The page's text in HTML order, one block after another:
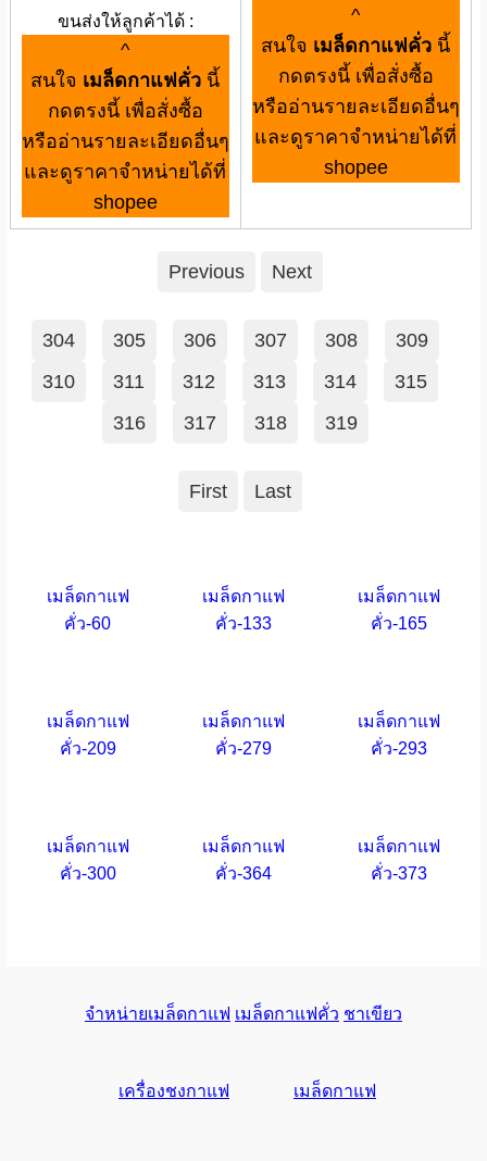
ขนส่งให้ลูกค้าได้ :
^
สนใจ เมล็ดกาแฟคั่ว นี้
กดตรงนี้ เพื่อสั่งซื้อ
หรืออ่านรายละเอียดอื่นๆ
และดูราคาจำหน่ายได้ที่
shopee
^
สนใจ เมล็ดกาแฟคั่ว นี้
กดตรงนี้ เพื่อสั่งซื้อ
หรืออ่านรายละเอียดอื่นๆ
และดูราคาจำหน่ายได้ที่
shopee
Previous Next
304 305 306 307 308
309
310
311 312 313 314
315
316
317 318 319
First Last
เมล็ดกาแฟ
คั่ว-60
เมล็ดกาแฟ
คั่ว-133
เมล็ดกาแฟ
คั่ว-165
เมล็ดกาแฟ
คั่ว-209
เมล็ดกาแฟ
คั่ว-279
เมล็ดกาแฟ
คั่ว-293
เมล็ดกาแฟ
คั่ว-300
เมล็ดกาแฟ
คั่ว-364
เมล็ดกาแฟ
คั่ว-373
จำหน่ายเมล็ดกาแฟ เมล็ดกาแฟคั่ว ชาเขียว
เครื่องชงกาแฟ เมล็ดกาแฟ